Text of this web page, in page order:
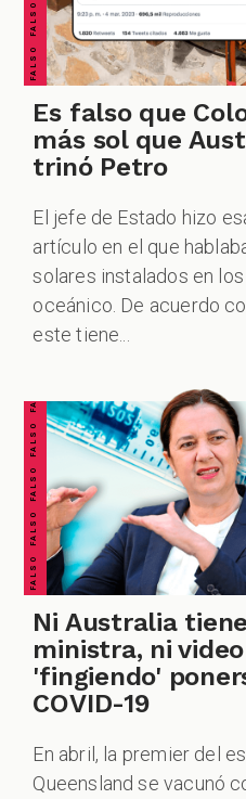
Es falso que
más sol que
trinó Petro
El jefe de Estado hizo
artículo en el que
solares instalados en
oceánico. De acuerdo
este tiene...
FALSO FALSO FALSO FALSO FALSO FALSO FALSO
Ni Australia
ministra, ni
'fingiendo'
COVID-19
En abril, la premier del
Queensland se vacunó